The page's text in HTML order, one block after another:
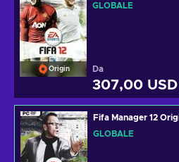
Origin
GLOBALE
Da
307,00 USD
Fifa Manager 12
GLOBALE